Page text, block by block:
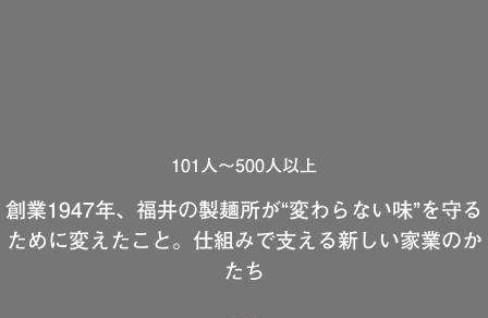
101人～500人以上
創業1947年、福井の製麺所が“変わらない味”を守る
ために変えたこと。仕組みで支える新しい家業のか
たち